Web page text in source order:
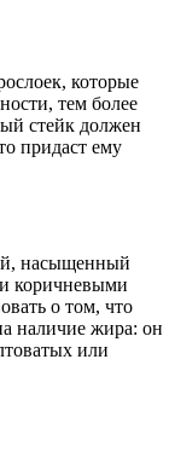
которые
тем более
стейк должен
придаст ему
насыщенный
коричневыми
о том, что
наличие жира: он
или